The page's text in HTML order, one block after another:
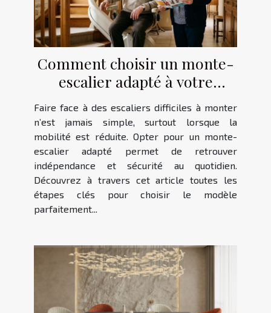
Comment choisir un monte-
escalier adapté à votre
maison ?
Faire face à des escaliers difficiles à monter
n’est jamais simple, surtout lorsque la
mobilité est réduite. Opter pour un monte-
escalier adapté permet de retrouver
indépendance et sécurité au quotidien.
Découvrez à travers cet article toutes les
étapes clés pour choisir le modèle
parfaitement...